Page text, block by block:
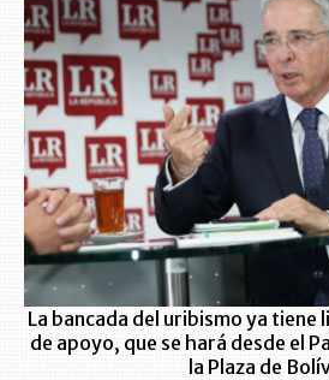
La bancada del uribismo ya tiene
de apoyo, que se hará desde el
la Plaza de